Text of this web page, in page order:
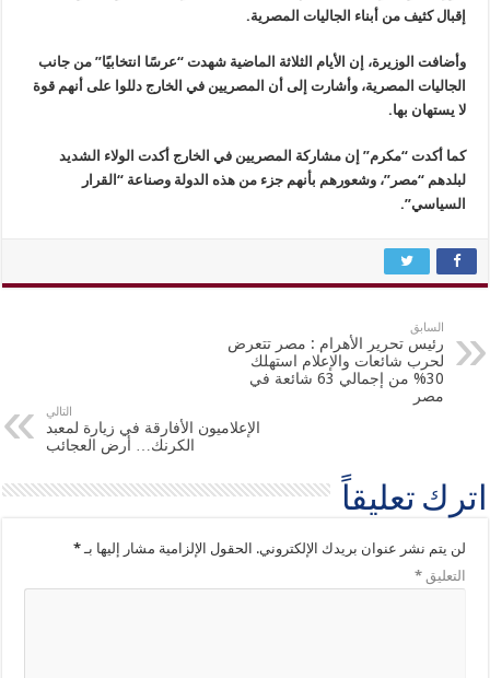
إقبال كثيف من أبناء الجاليات المصرية.
وأضافت الوزيرة، إن الأيام الثلاثة الماضية شهدت “عرسًا انتخابيًا” من جانب
الجاليات المصرية، وأشارت إلى أن المصريين في الخارج دللوا على أنهم قوة
لا يستهان بها.
كما أكدت “مكرم” إن مشاركة المصريين في الخارج أكدت الولاء الشديد
لبلدهم “مصر”، وشعورهم بأنهم جزء من هذه الدولة وصناعة “القرار
السياسي”.
السابق
رئيس تحرير الأهرام : مصر تتعرض
لحرب شائعات والإعلام استهلك
30% من إجمالي 63 شائعة في
مصر
التالي
الإعلاميون الأفارقة في زيارة لمعبد
الكرنك… أرض العجائب
اترك تعليقاً
لن يتم نشر عنوان بريدك الإلكتروني. الحقول الإلزامية مشار إليها بـ*
التعليق*